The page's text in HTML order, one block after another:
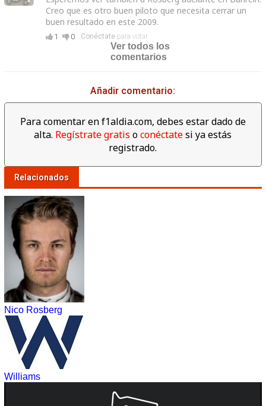
Creo que es otro buen piloto que necesita cerrar un
buen resultado en este 2009.
1 0 Conéctatepara votar
Ver todos los
comentarios
Añadir comentario:
Para comentar en f1aldia.com, debes estar dado de
alta. Regístrate gratis oconéctatesi ya estás
registrado.
Relacionados
Nico Rosberg
Williams